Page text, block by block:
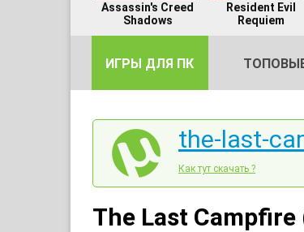
Assassin's Creed
Shadows
Resident Evil
Requiem
ИГРЫ ДЛЯ ПК
the-last-
Как тут скачать ?
The Last